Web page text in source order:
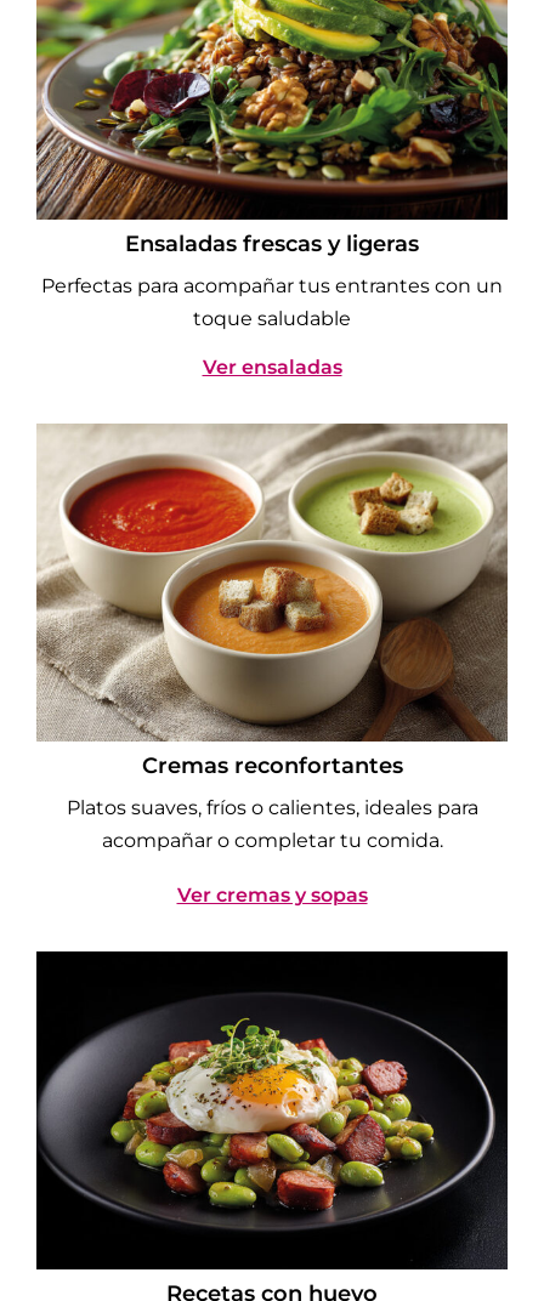
Ensaladas frescas y ligeras
Perfectas para acompañar tus entrantes con un
toque saludable
Ver ensaladas
Cremas reconfortantes
Platos suaves, fríos o calientes, ideales para
acompañar o completar tu comida.
Ver cremas y sopas
Recetas con huevo